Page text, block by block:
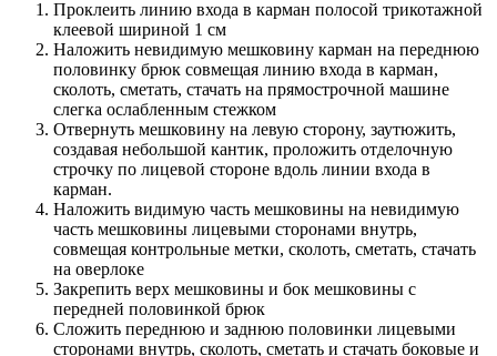
Проклеить линию входа в карман полосой трикотажной
клеевой шириной 1 см
Наложить невидимую мешковину карман на переднюю
половинку брюк совмещая линию входа в карман,
сколоть, сметать, стачать на прямострочной машине
слегка ослабленным стежком
Отвернуть мешковину на левую сторону, заутюжить,
создавая небольшой кантик, проложить отделочную
строчку по лицевой стороне вдоль линии входа в
карман.
Наложить видимую часть мешковины на невидимую
часть мешковины лицевыми сторонами внутрь,
совмещая контрольные метки, сколоть, сметать, стачать
на оверлоке
Закрепить верх мешковины и бок мешковины с
передней половинкой брюк
Сложить переднюю и заднюю половинки лицевыми
сторонами внутрь, сколоть, сметать и стачать боковые и